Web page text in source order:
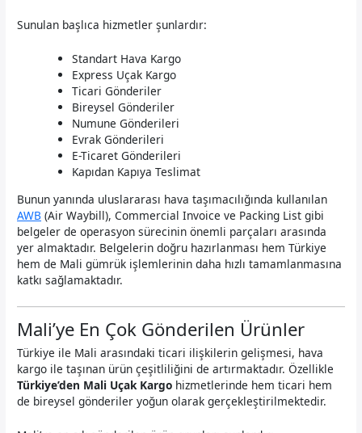
Sunulan başlıca hizmetler şunlardır:
Standart Hava Kargo
Express Uçak Kargo
Ticari Gönderiler
Bireysel Gönderiler
Numune Gönderileri
Evrak Gönderileri
E-Ticaret Gönderileri
Kapıdan Kapıya Teslimat
Bunun yanında uluslararası hava taşımacılığında kullanılan
AWB (Air Waybill), Commercial Invoice ve Packing List gibi
belgeler de operasyon sürecinin önemli parçaları arasında
yer almaktadır. Belgelerin doğru hazırlanması hem Türkiye
hem de Mali gümrük işlemlerinin daha hızlı tamamlanmasına
katkı sağlamaktadır.
Mali’ye En Çok Gönderilen Ürünler
Türkiye ile Mali arasındaki ticari ilişkilerin gelişmesi, hava
kargo ile taşınan ürün çeşitliliğini de artırmaktadır. Özellikle
Türkiye’den Mali Uçak Kargo hizmetlerinde hem ticari hem
de bireysel gönderiler yoğun olarak gerçekleştirilmektedir.